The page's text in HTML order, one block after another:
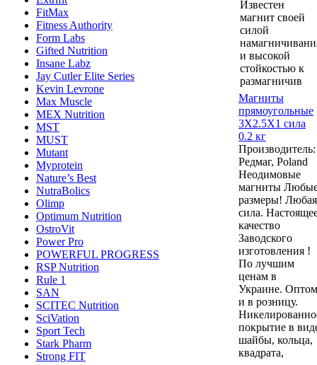
FitMax
Fitness Authority
Form Labs
Gifted Nutrition
Insane Labz
Jay Cutler Elite Series
Kevin Levrone
Max Muscle
MEX Nutrition
MST
MUST
Mutant
Myprotein
Nature’s Best
NutraBolics
Olimp
Optimum Nutrition
OstroVit
Power Pro
POWERFUL PROGRESS
RSP Nutrition
Rule 1
SAN
SCITEC Nutrition
SciVation
Sport Tech
Stark Pharm
Strong FIT
Известен
магнит своей
силой
и высокой
стойкостью к
размагничив
Магниты
прямоугольные
3Х2.5Х1 сила
0.2 кг
Производитель:
Редмаг, Poland
Неодимовые
магниты
размеры! Любая
сила.
качество
Заводского
изготовления !
По лучшим
ценам в
Украине. Оптом
и в розницу.
покрытие в
шайбы, кольца,
квадрата,